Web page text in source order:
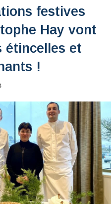
festives
Hay vont
étincelles et
!